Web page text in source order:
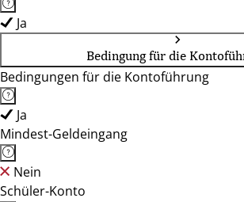
Ja
Bedingung für die
Bedingungen für die Kontoführung
Ja
Mindest-Geldeingang
Nein
Schüler-Konto